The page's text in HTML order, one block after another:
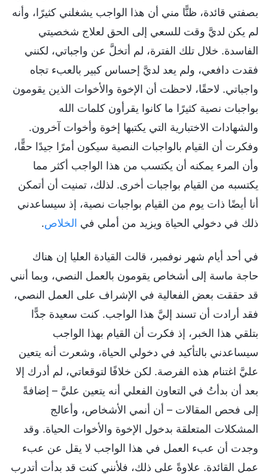
بصفتي قائدة، ظنًّا مني أن هذا الواجب يشغلني كثيرًا، وأنه
لم يكن لديَّ وقت للسعي إلى الحق لعلاج شخصيتي
الفاسدة. خلال تلك الفترة، لم أتخلَّ عن واجباتي، لكنني
فقدت دافعي، ولم يعد لديَّ إحساس كبير بالعبء تجاه
واجباتي. لاحقًا، لاحظت أن الإخوة والأخوات الذين يقومون
بواجبات نصية كثيرًا ما كانوا يقرأون كلمات الله
والشهادات الاختبارية التي يكتبها إخوة وأخوات آخرون.
وفكرت أن القيام بالواجبات النصية سيكون أمرًا جيدًا حقًّا،
وأن المرء يمكنه أن يكتسب من هذا الواجب أكثر مما
يكتسبه من القيام بواجبات أخرى. لذلك، تمنيت أن أتمكن
أنا أيضًا ذات يوم من القيام بواجبات نصية، إذ سيساعدني
ذلك في دخولي الحياة ويزيد من أملي في الخلاص.
في أحد أيام شهر نوفمبر، قالت القيادة العليا إن هناك
حاجة ماسة إلى أشخاص يقومون بالعمل النصي، وبما أنني
قد حققت بعض الفعالية في الإشراف على العمل النصي،
فقد أرادت أن تسند إليَّ هذا الواجب. كنت سعيدة جدًّا
بتلقي هذا الخبر، إذ فكرت أن القيام بهذا الواجب
سيساعدني بالتأكيد في دخولي الحياة، وشعرت أنه يتعين
عليَّ اغتنام هذه الفرصة. لكن خلافًا لتوقعاتي، لم أدرك إلا
بعد أن بدأتُ في التعاون الفعلي أنه يتعين عليَّ – إضافةً
إلى فحص المقالات – أن أنمي الأشخاص، وأعالج
المشكلات المتعلقة بدخول الإخوة والأخوات الحياة. وقد
وجدت أن عبء العمل في هذا الواجب لا يقل عن عبء
عمل القائدة. علاوةً على ذلك، فلأنني كنت قد بدأت أتدرب